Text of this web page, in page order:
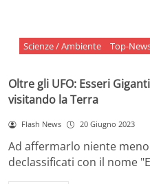
Scienze / Ambiente Top-
Oltre gli UFO: Esseri
visitando la Terra
Flash News 20 Giugno 2023
Ad affermarlo niente
declassificati con il nome